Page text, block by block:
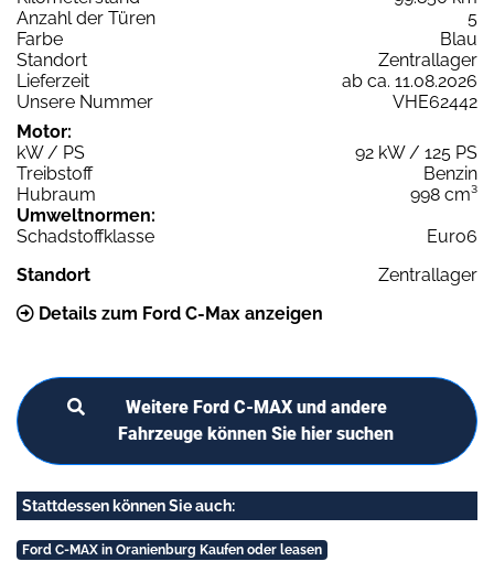
Anzahl der Türen
5
Farbe
Blau
Standort
Zentrallager
Lieferzeit
ab ca. 11.08.2026
Unsere Nummer
VHE62442
Motor:
kW / PS
92 kW / 125 PS
Treibstoff
Benzin
Hubraum
998 cm³
Umweltnormen:
Schadstoffklasse
Euro6
Standort
Zentrallager
Details zum Ford C-Max anzeigen
Weitere Ford C-MAX und andere
Fahrzeuge können Sie hier suchen
Stattdessen können Sie auch:
Ford C-MAX in Oranienburg Kaufen oder leasen